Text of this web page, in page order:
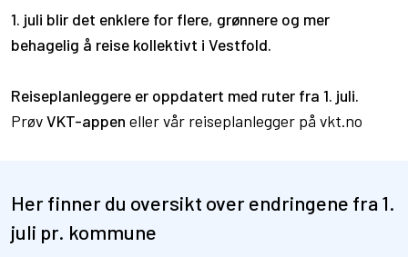
1. juli blir det enklere for flere, grønnere og mer
behagelig å reise kollektivt i Vestfold.
Reiseplanleggere er oppdatert med ruter fra 1. juli.
PrøvVKT-appen eller vår reiseplanlegger på vkt.no
Her finner du oversikt over endringene fra 1.
juli pr. kommune